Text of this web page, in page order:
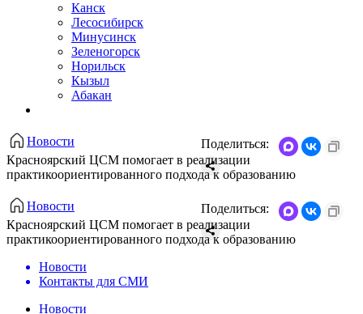
Канск
Лесосибирск
Минусинск
Зеленогорск
Норильск
Кызыл
Абакан
Новости
Красноярский ЦСМ помогает в реализации
практикоориентированного подхода к образованию
Поделиться:
Новости
Красноярский ЦСМ помогает в реализации
практикоориентированного подхода к образованию
Поделиться:
Новости
Контакты для СМИ
Новости